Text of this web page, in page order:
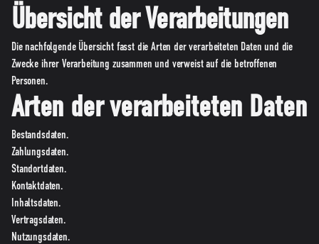
Übersicht der Verarbeitungen
Die nachfolgende Übersicht fasst die Arten der verarbeiteten Daten und die
Zwecke ihrer Verarbeitung zusammen und verweist auf die betroffenen
Personen.
Arten der verarbeiteten Daten
Bestandsdaten.
Zahlungsdaten.
Standortdaten.
Kontaktdaten.
Inhaltsdaten.
Vertragsdaten.
Nutzungsdaten.